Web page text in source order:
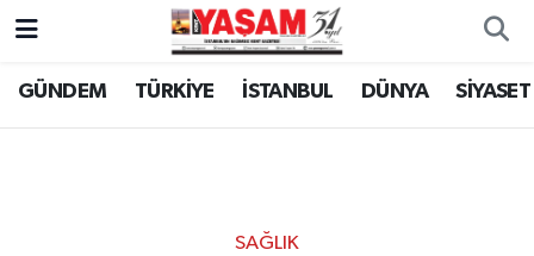
GÜNDEM TÜRKİYE İSTANBUL DÜNYA SİYASET
SAĞLIK